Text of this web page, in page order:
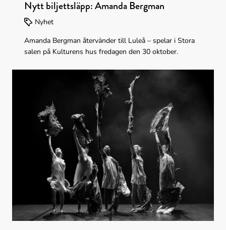
Nytt biljettsläpp: Amanda Bergman
Nyhet
Amanda Bergman återvänder till Luleå – spelar i Stora
salen på Kulturens hus fredagen den 30 oktober.